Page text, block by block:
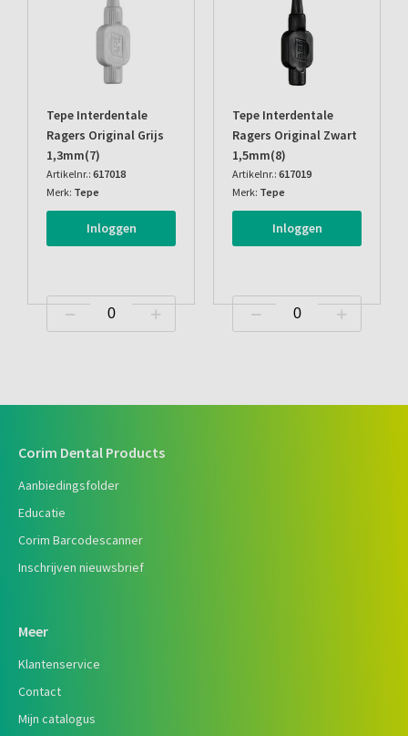
Tepe Interdentale
Ragers Original Grijs
1,3mm(7)
Artikelnr.: 617018
Merk: Tepe
Inloggen
Tepe Interdentale
Ragers Original Zwart
1,5mm(8)
Artikelnr.: 617019
Merk: Tepe
Inloggen
Corim Dental Products
Aanbiedingsfolder
Educatie
Corim Barcodescanner
Inschrijven nieuwsbrief
Meer
Klantenservice
Contact
Mijn catalogus